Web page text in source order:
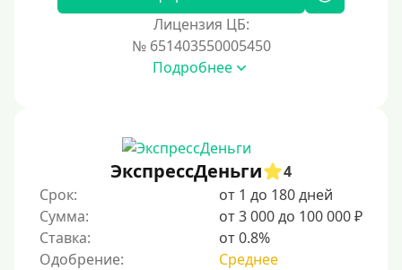
С возможностью частичного погашения
Надежные
Без обмана
Без предоплат
Лицензия ЦБ:
№ 651403550005450
Подробнее
ЭкспрессДеньги
4
Срок:
от 1 до 180 дней
Сумма:
от 3 000 до 100 000 ₽
Ставка:
от 0.8%
Одобрение:
Среднее